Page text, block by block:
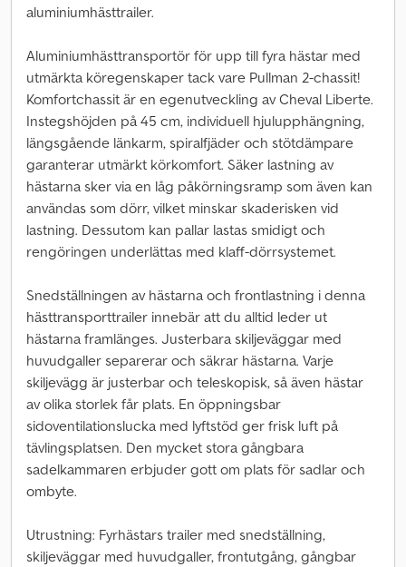
aluminiumhästtrailer.
Aluminiumhästtransportör för upp till fyra hästar med
utmärkta köregenskaper tack vare Pullman 2-chassit!
Komfortchassit är en egenutveckling av Cheval Liberte.
Instegshöjden på 45 cm, individuell hjulupphängning,
längsgående länkarm, spiralfjäder och stötdämpare
garanterar utmärkt körkomfort. Säker lastning av
hästarna sker via en låg påkörningsramp som även kan
användas som dörr, vilket minskar skaderisken vid
lastning. Dessutom kan pallar lastas smidigt och
rengöringen underlättas med klaff-dörrsystemet.
Snedställningen av hästarna och frontlastning i denna
hästtransporttrailer innebär att du alltid leder ut
hästarna framlänges. Justerbara skiljeväggar med
huvudgaller separerar och säkrar hästarna. Varje
skiljevägg är justerbar och teleskopisk, så även hästar
av olika storlek får plats. En öppningsbar
sidoventilationslucka med lyftstöd ger frisk luft på
tävlingsplatsen. Den mycket stora gångbara
sadelkammaren erbjuder gott om plats för sadlar och
ombyte.
Utrustning: Fyrhästars trailer med snedställning,
skiljeväggar med huvudgaller, frontutgång, gångbar